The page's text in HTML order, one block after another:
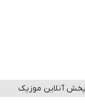
پخش آنلاین موزیک